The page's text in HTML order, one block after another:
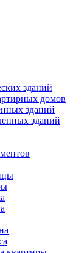
зданий
домов
зданий
зданий